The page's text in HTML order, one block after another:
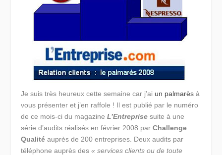
Je suis très heureux cette semaine car j’ai un palmarès à
vous présenter et j’en raffole ! Il est publié par le numéro
de ce mois-ci du magazineL’Entreprise suite à une
série d’audits réalisés en février 2008 parChallenge
Qualité auprès de 200 entreprises. Deux audits par
téléphone auprès des« services clients ou de toute